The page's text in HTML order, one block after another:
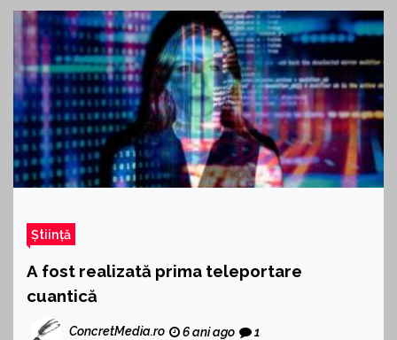
Știință
A fost realizată prima teleportare
cuantică
ConcretMedia.ro 6 ani ago 1